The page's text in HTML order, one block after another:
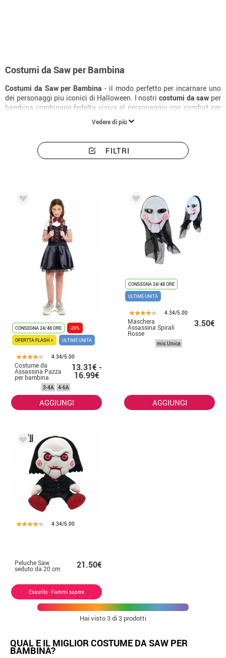
Costumi da Saw per Bambina
Costumi da Saw per Bambina - il modo perfetto per incarnare uno
dei personaggi piu iconici di Halloween. I nostricostumi da saw per
bambina combinano fedelta visiva al personaggio con comfort per
un'intera notte di festa. Con diversi livelli di elaborazione disponibili,
costume da saw per bambinaideale al miglior prezzo, con
Vedere di più
FILTRI
CONSEGNA 24/48 ORE
-20%
OFERTTA FLASH ⚡
ULTIME UNITÀ
4.34/5.00
Costume da
Assassina Pazza
per bambina
13.31€ -
16.99€
3-4A 4-6A
AGGIUNGI
CONSEGNA 24/48 ORE
ULTIME UNITÀ
4.34/5.00
Maschera
Assassina Spirali
Rosse
3.50€
mis.Unica
AGGIUNGI
4.34/5.00
Peluche Saw
seduto da 20 cm 21.50€
Esaurito - Fammi sapere
Hai visto3di 3 prodotti
QUAL E IL MIGLIOR COSTUME DA SAW PER
BAMBINA?